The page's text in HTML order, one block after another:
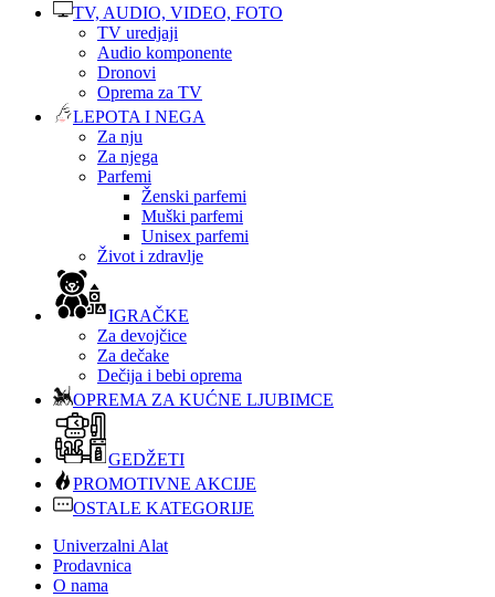
TV, AUDIO, VIDEO, FOTO
TV uredjaji
Audio komponente
Dronovi
Oprema za TV
LEPOTA I NEGA
Za nju
Za njega
Parfemi
Ženski parfemi
Muški parfemi
Unisex parfemi
Život i zdravlje
IGRAČKE
Za devojčice
Za dečake
Dečija i bebi oprema
OPREMA ZA KUĆNE LJUBIMCE
GEDŽETI
PROMOTIVNE AKCIJE
OSTALE KATEGORIJE
Univerzalni Alat
Prodavnica
O nama